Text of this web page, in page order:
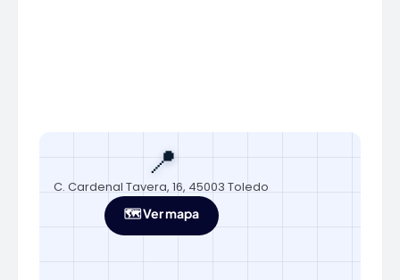
📍
C. Cardenal Tavera, 16, 45003 Toledo
🗺️ Ver mapa